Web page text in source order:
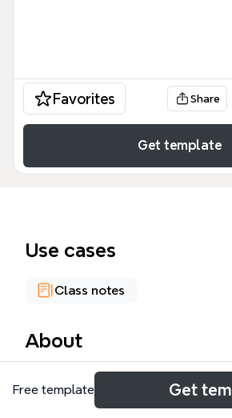
Favorites Share
Get template
Use cases
Class notes
About
CRM顧客關係管理系統（Customer
Management）是企業管理客戶互動
Free template Get